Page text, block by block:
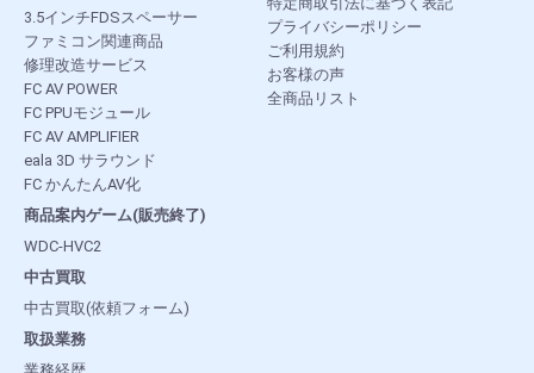
3.5インチFDSスペーサー
ファミコン関連商品
修理改造サービス
FC AV POWER
FC PPUモジュール
FC AV AMPLIFIER
eala 3D サラウンド
FC かんたんAV化
商品案内ゲーム(販売終了)
WDC-HVC2
中古買取
中古買取(依頼フォーム)
取扱業務
プライバシーポリシー
ご利用規約
お客様の声
全商品リスト